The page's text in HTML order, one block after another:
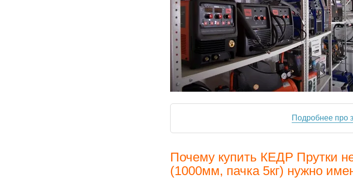
Подробнее про
Почему купить КЕДР Прутки
(1000мм, пачка 5кг) нужно